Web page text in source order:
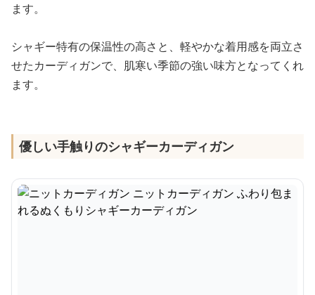
ます。
シャギー特有の保温性の高さと、軽やかな着用感を両立さ
せたカーディガンで、肌寒い季節の強い味方となってくれ
ます。
優しい手触りのシャギーカーディガン